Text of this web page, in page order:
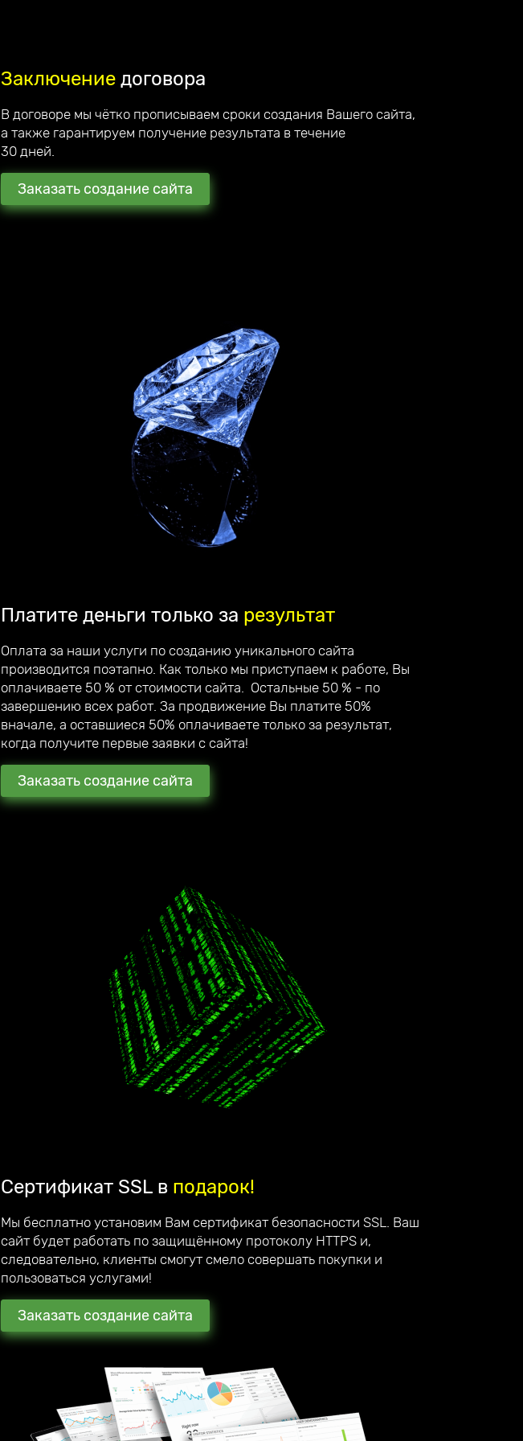
Заключение договора
В договоре мы чётко прописываем сроки создания Вашего сайта,
а также гарантируем получение результата в течение
30 дней.
Заказать создание сайта
Платите деньги только за результат
Оплата за наши услуги по созданию уникального сайта
производится поэтапно. Как только мы приступаем к работе, Вы
оплачиваете 50 % от стоимости сайта. Остальные 50 % - по
завершению всех работ. За продвижение Вы платите 50%
вначале, а оставшиеся 50% оплачиваете только за результат,
когда получите первые заявки с сайта!
Заказать создание сайта
Сертификат SSL в подарок!
Мы бесплатно установим Вам сертификат безопасности SSL. Ваш
сайт будет работать по защищённому протоколу HTTPS и,
следовательно, клиенты смогут смело совершать покупки и
пользоваться услугами!
Заказать создание сайта